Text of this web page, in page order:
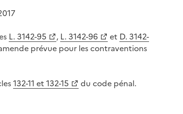
L. 3142-95 , L. 3142-96 et D. 3142-
prévue pour les contraventions
132-11 et 132-15 du code pénal.